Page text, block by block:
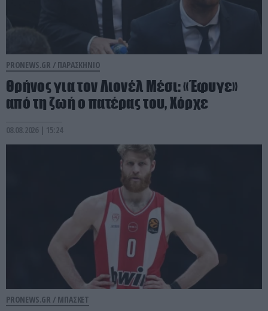
PRONEWS.GR / ΠΑΡΑΣΚΗΝΙΟ
Θρήνος για τον Λιονέλ Μέσι: «Έφυγε»
από τη ζωή ο πατέρας του, Χόρχε
08.08.2026 | 15:24
PRONEWS.GR / ΜΠΑΣΚΕΤ